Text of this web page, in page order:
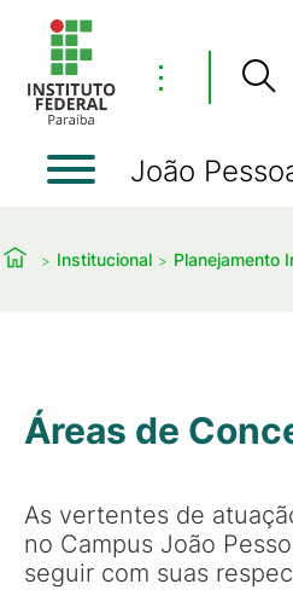
⋮
João
Institucional Planejamento
Áreas de
As vertentes de
no Campus João
seguir com suas